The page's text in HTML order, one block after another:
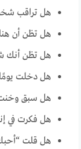
هل تراقب
هل تظن أن
هل تظن أنك
هل دخلت
هل سبق
هل فكرت في
هل قلت